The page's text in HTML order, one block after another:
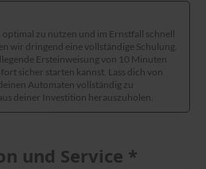
zu nutzen und im Ernstfall schnell
wir dringend eine vollständige Schulung.
Ersteinweisung von 10 Minuten
sicher starten kannst. Lass dich von
Automaten vollständig zu
deiner Investition herauszuholen.
und Service *